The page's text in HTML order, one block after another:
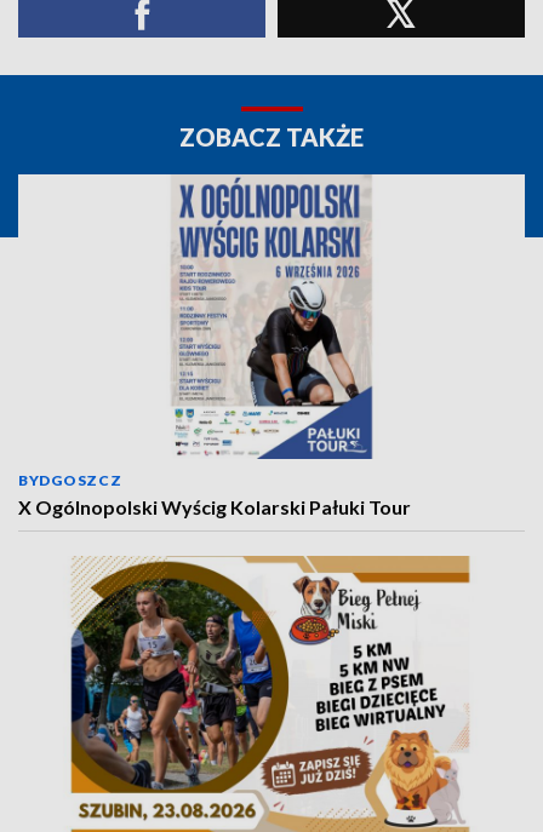
ZOBACZ TAKŻE
BYDGOSZCZ
X Ogólnopolski Wyścig Kolarski Pałuki Tour